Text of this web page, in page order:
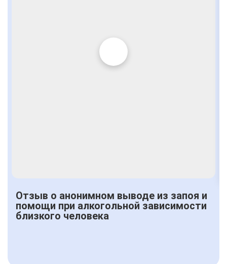
Отзыв о анонимном выводе из запоя и
помощи при алкогольной зависимости
близкого человека